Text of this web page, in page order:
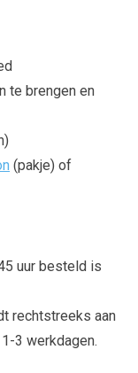
te brengen en
(pakje) of
uur besteld is
rechtstreeks aan
3 werkdagen.